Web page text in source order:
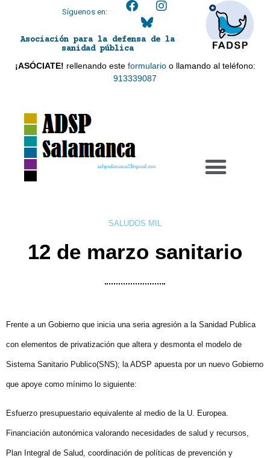
Síguenos en:
Asociación para la defensa de la
sanidad pública
¡ASÓCIATE! rellenando este formularioo llamando al teléfono:
913339087
adspsalamanca21@gmail.com
SALUDOS MIL
12 de marzo sanitario
Frente a un Gobierno que inicia una seria agresión a la Sanidad Publica
con elementos de privatización que altera y desmonta el modelo de
Sistema Sanitario Publico(SNS); la ADSP apuesta por un nuevo Gobierno
que apoye como mínimo lo siguiente:
Esfuerzo presupuestario equivalente al medio de la U. Europea.
Financiación autonómica valorando necesidades de salud y recursos,
Plan Integral de Salud, coordinación de políticas de prevención y